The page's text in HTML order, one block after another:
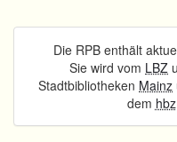
Die RPB enthält
Sie wird vom LBZ
Stadtbibliotheken Mainz
dem hbz